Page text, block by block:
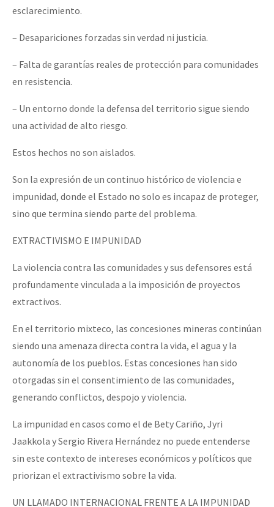
esclarecimiento.
– Desapariciones forzadas sin verdad ni justicia.
– Falta de garantías reales de protección para comunidades
en resistencia.
– Un entorno donde la defensa del territorio sigue siendo
una actividad de alto riesgo.
Estos hechos no son aislados.
Son la expresión de un continuo histórico de violencia e
impunidad, donde el Estado no solo es incapaz de proteger,
sino que termina siendo parte del problema.
EXTRACTIVISMO E IMPUNIDAD
La violencia contra las comunidades y sus defensores está
profundamente vinculada a la imposición de proyectos
extractivos.
En el territorio mixteco, las concesiones mineras continúan
siendo una amenaza directa contra la vida, el agua y la
autonomía de los pueblos. Estas concesiones han sido
otorgadas sin el consentimiento de las comunidades,
generando conflictos, despojo y violencia.
La impunidad en casos como el de Bety Cariño, Jyri
Jaakkola y Sergio Rivera Hernández no puede entenderse
sin este contexto de intereses económicos y políticos que
priorizan el extractivismo sobre la vida.
UN LLAMADO INTERNACIONAL FRENTE A LA IMPUNIDAD